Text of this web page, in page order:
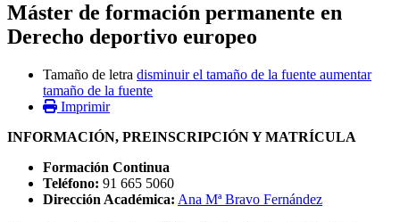
Máster de formación permanente en
Derecho deportivo europeo
Tamaño de letra disminuir el tamaño de la fuente aumentar
tamaño de la fuente
Imprimir
INFORMACIÓN, PREINSCRIPCIÓN Y MATRÍCULA
Formación Continua
Teléfono: 91 665 5060
Dirección Académica: Ana Mª Bravo Fernández